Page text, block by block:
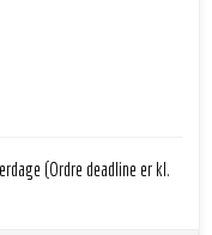
(Ordre deadline er kl.